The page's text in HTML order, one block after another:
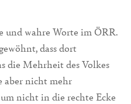
und wahre Worte im ÖRR.
dass dort
die Mehrheit des Volkes
aber nicht mehr
nicht in die rechte Ecke